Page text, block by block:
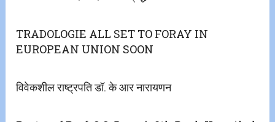
TRADOLOGIE ALL SET TO FORAY IN
EUROPEAN UNION SOON
विवेकशील राष्ट्रपति डॉ. के आर नारायणन